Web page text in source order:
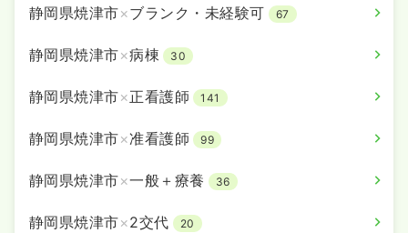
気になる 詳細を見る
時間 8:30～17:30
静岡県焼津市×ブランク・未経験可 67
静岡県焼津市×病棟 30
静岡県焼津市×正看護師 141
静岡県焼津市×准看護師 99
静岡県焼津市×一般＋療養 36
静岡県焼津市×2交代 20